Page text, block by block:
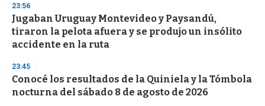
d
s
o
f
3
s
e
c
o
23:56
Jugaban Uruguay Montevideo y Paysandú,
tiraron la pelota afuera y se produjo un insólito
accidente en la ruta
23:45
Conocé los resultados de la Quiniela y la Tómbola
nocturna del sábado 8 de agosto de 2026